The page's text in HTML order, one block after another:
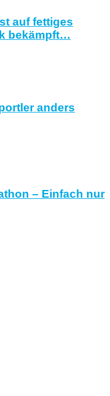
auf fettiges
bekämpft…
anders
– Einfach nur